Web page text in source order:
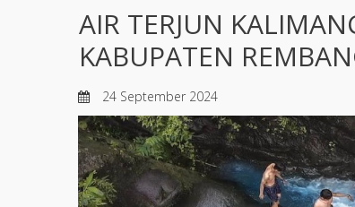
AIR TERJUN
KABUPATEN
24 September 2024